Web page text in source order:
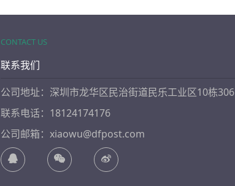
CONTACT US
联系我们
公司地址：深圳市龙华区民治街道民乐工业区10栋306
联系电话：18124174176
公司邮箱：xiaowu@dfpost.com